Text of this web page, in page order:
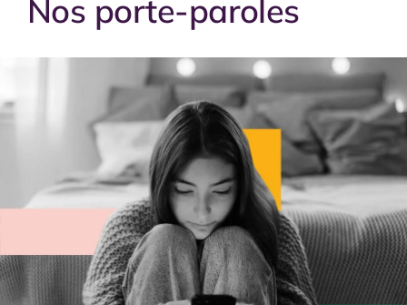
Nos porte-paroles